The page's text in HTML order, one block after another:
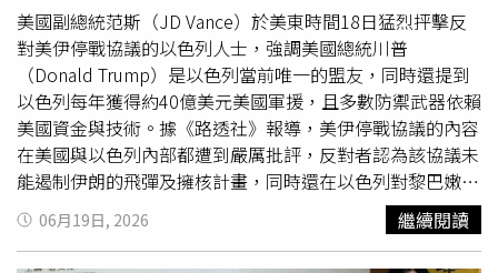
美國副總統范斯（JD Vance）於美東時間18日猛烈抨擊反
對美伊停戰協議的以色列人士，強調美國總統川普
（Donald Trump）是以色列當前唯一的盟友，同時還提到
以色列每年獲得約40億美元美國軍援，且多數防禦武器依賴
美國資金與技術。據《路透社》報導，美伊停戰協議的內容
在美國與以色列內部都遭到嚴厲批評，反對者認為該協議未
能遏制伊朗的飛彈及擁核計畫，同時還在以色列對黎巴嫩真
主黨（Hezbollah）的戰爭中，對以色列形成約束。美軍在
今年2月28日聯手以軍偷襲伊朗後，川普近期已多次批評以
06月19日, 2026 繼續閱讀